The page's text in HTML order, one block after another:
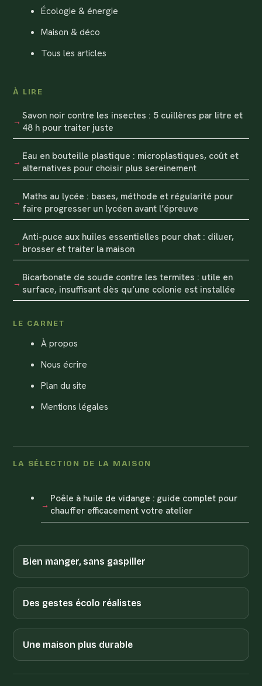
Écologie & énergie
Maison & déco
Tous les articles
À LIRE
Savon noir contre les insectes : 5 cuillères par litre et
48 h pour traiter juste
Eau en bouteille plastique : microplastiques, coût et
alternatives pour choisir plus sereinement
Maths au lycée : bases, méthode et régularité pour
faire progresser un lycéen avant l’épreuve
Anti-puce aux huiles essentielles pour chat : diluer,
brosser et traiter la maison
Bicarbonate de soude contre les termites : utile en
surface, insuffisant dès qu’une colonie est installée
LE CARNET
À propos
Nous écrire
Plan du site
Mentions légales
LA SÉLECTION DE LA MAISON
Poêle à huile de vidange : guide complet pour
chauffer efficacement votre atelier
Bien manger, sans gaspiller
Des gestes écolo réalistes
Une maison plus durable